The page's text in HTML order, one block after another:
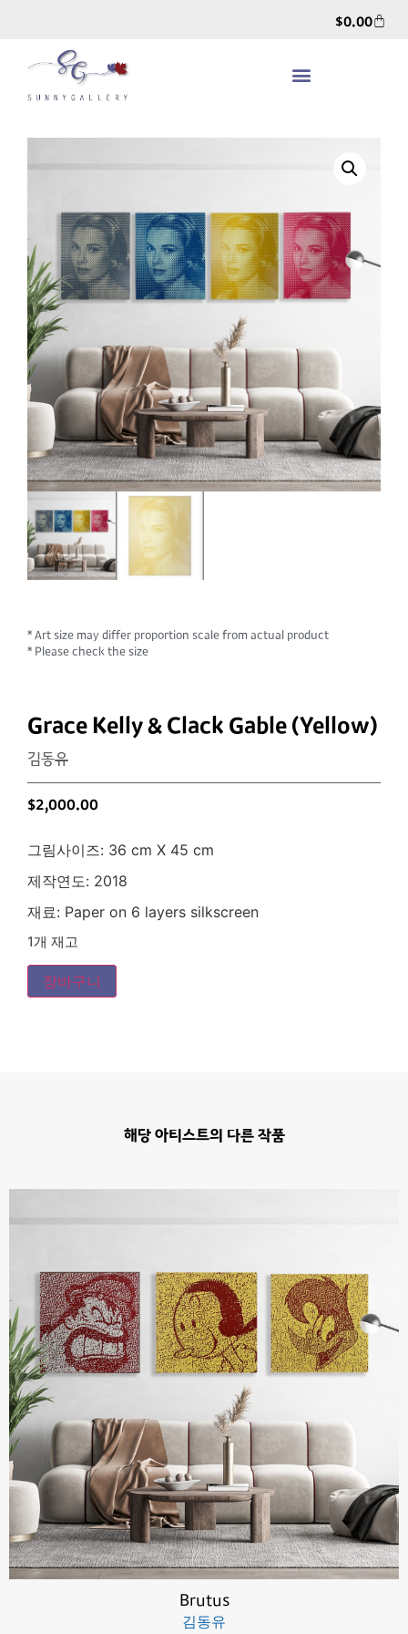
$0.00
* Art size may differ proportion scale from actual product
* Please check the size
Grace Kelly & Clack Gable (Yellow)
김동유
$2,000.00
그림사이즈: 36 cm X 45 cm
제작연도: 2018
재료: Paper on 6 layers silkscreen
1개 재고
장바구니
해당 아티스트의 다른 작품
Brutus
김동유